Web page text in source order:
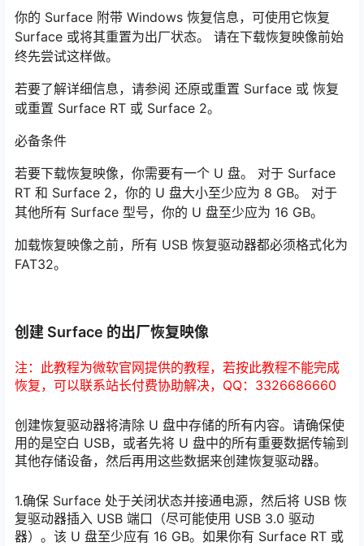
你的 Surface 附带 Windows 恢复信息，可使用它恢复
Surface 或将其重置为出厂状态。 请在下载恢复映像前始
终先尝试这样做。
若要了解详细信息，请参阅 还原或重置 Surface 或 恢复
或重置 Surface RT 或 Surface 2。
必备条件
若要下载恢复映像，你需要有一个 U 盘。 对于 Surface
RT 和 Surface 2，你的 U 盘大小至少应为 8 GB。 对于
其他所有 Surface 型号，你的 U 盘至少应为 16 GB。
加载恢复映像之前，所有 USB 恢复驱动器都必须格式化为
FAT32。
创建 Surface 的出厂恢复映像
注：此教程为微软官网提供的教程，若按此教程不能完成
恢复，可以联系站长付费协助解决，QQ：3326686660
创建恢复驱动器将清除 U 盘中存储的所有内容。请确保使
用的是空白 USB，或者先将 U 盘中的所有重要数据传输到
其他存储设备，然后再用这些数据来创建恢复驱动器。
1.确保 Surface 处于关闭状态并接通电源，然后将 USB 恢
复驱动器插入 USB 端口（尽可能使用 USB 3.0 驱动
器）。该 U 盘至少应有 16 GB。如果你有 Surface RT 或